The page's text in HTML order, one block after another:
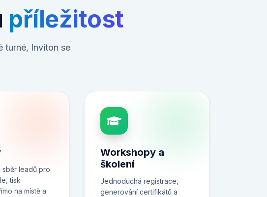
příležitost
turné, Inviton se
sběr leadů pro
tisk
na místě a
Workshopy a
školení
Jednoduchá registrace,
generování certifikátů a